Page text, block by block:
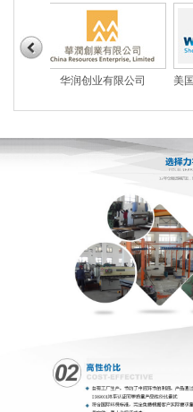
华润创业有限公司